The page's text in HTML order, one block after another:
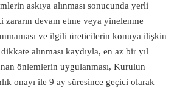
askıya alınması sonucunda yerli
zararın devam etme veya yinelenme
ve ilgili üreticilerin konuya ilişkin
alınması kaydıyla, en az bir yıl
önlemlerin uygulanması, Kurulun
onayı ile 9 ay süresince geçici olarak